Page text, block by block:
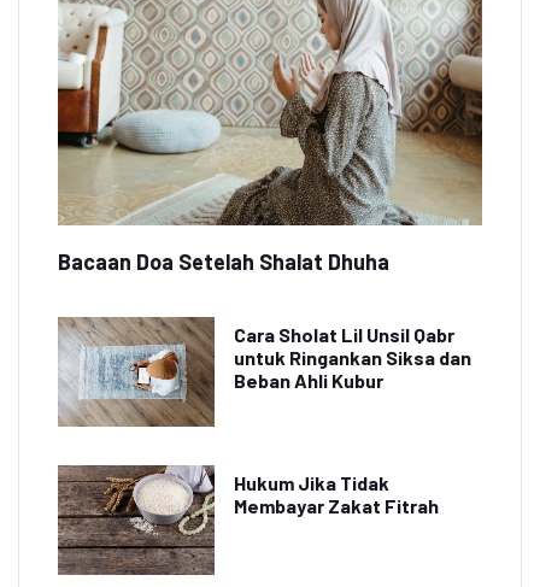
Bacaan Doa Setelah Shalat Dhuha
Cara Sholat Lil Unsil Qabr
untuk Ringankan Siksa dan
Beban Ahli Kubur
Hukum Jika Tidak
Membayar Zakat Fitrah